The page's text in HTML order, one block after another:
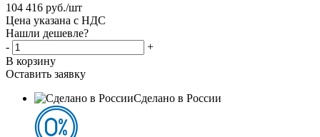
104 416 руб./шт
Цена указана с НДС
Нашли дешевле?
-
+
В корзину
Оставить заявку
Сделано в России